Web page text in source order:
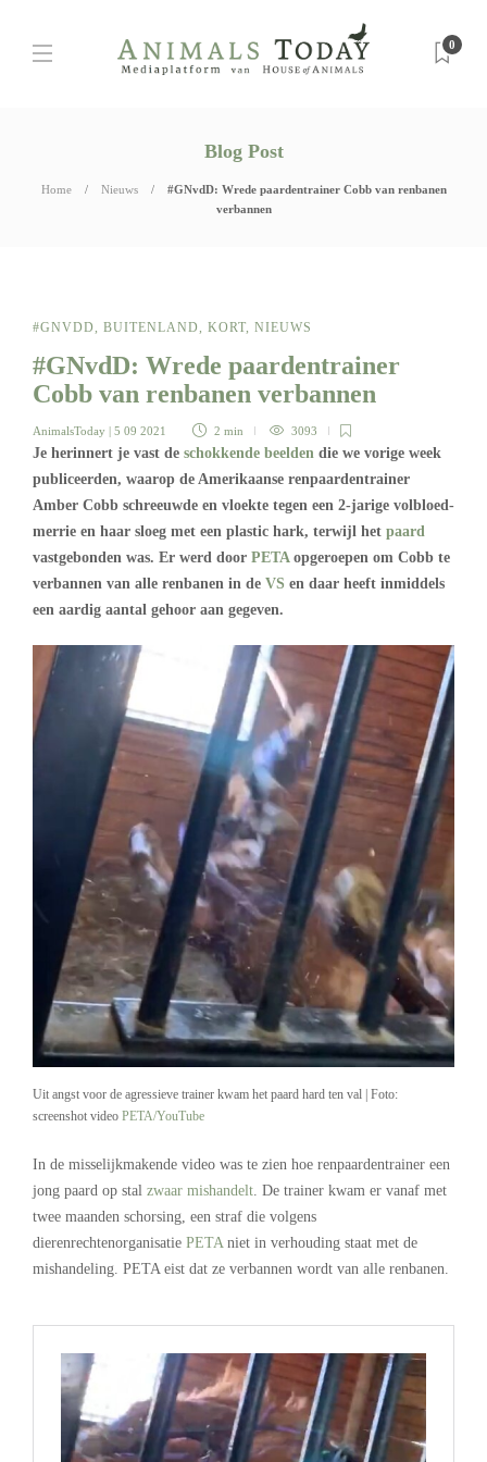
0
Blog Post
Home Nieuws
#GNvdD: Wrede paardentrainer Cobb van renbanen
verbannen
#GNVDD, BUITENLAND, KORT, NIEUWS
#GNvdD: Wrede paardentrainer
Cobb van renbanen verbannen
AnimalsToday | 5 09 2021 2 min 3093
Je herinnert je vast de schokkende beelden die we vorige week
publiceerden, waarop de Amerikaanse renpaardentrainer
Amber Cobb schreeuwde en vloekte tegen een 2-jarige volbloed-
merrie en haar sloeg met een plastic hark, terwijl het paard
vastgebonden was. Er werd door PETAopgeroepen om Cobb te
verbannen van alle renbanen in de VS en daar heeft inmiddels
een aardig aantal gehoor aan gegeven.
Uit angst voor de agressieve trainer kwam het paard hard ten val | Foto:
screenshot video PETA/YouTube
In de misselijkmakende video was te zien hoe renpaardentrainer een
jong paard op stal zwaar mishandelt . De trainer kwam er vanaf met
twee maanden schorsing, een straf die volgens
dierenrechtenorganisatie PETA niet in verhouding staat met de
mishandeling. PETA eist dat ze verbannen wordt van alle renbanen.